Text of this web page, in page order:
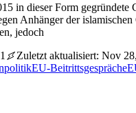
in dieser Form
Anhänger der
jedoch
Zuletzt aktualisiert: Nov
EU-Beitrittsgespräche